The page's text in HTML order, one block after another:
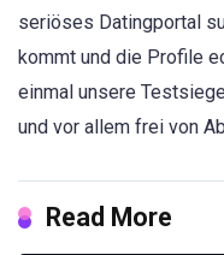
seriöses Datingportal
kommt und die Profile
einmal unsere
und vor allem frei von
Read More